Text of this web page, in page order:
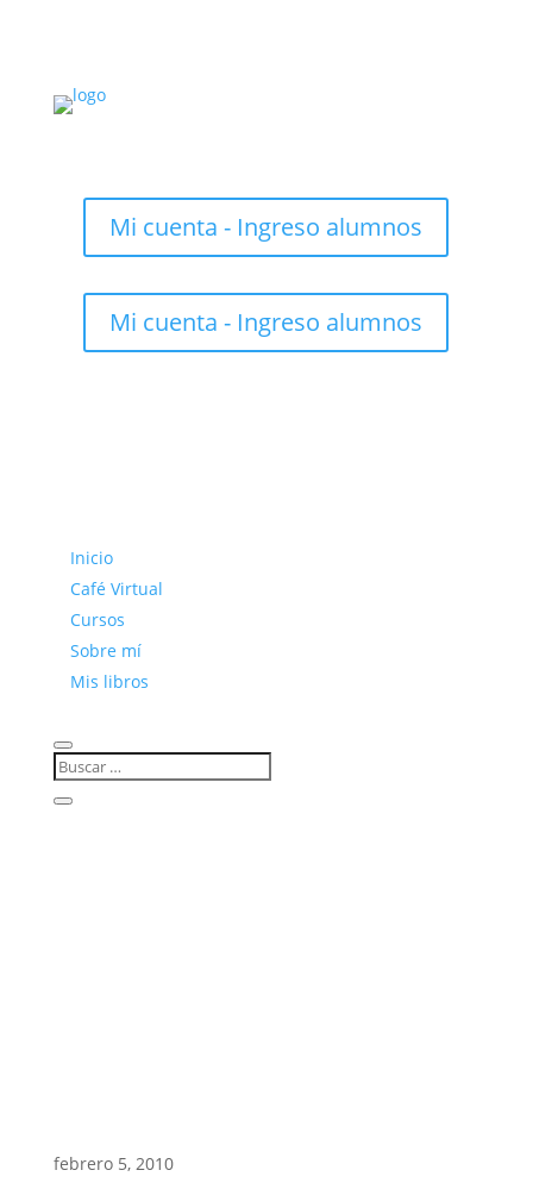
Mi cuenta - Ingreso alumnos
Mi cuenta - Ingreso alumnos
Inicio
Café Virtual
Cursos
Sobre mí
Mis libros
febrero 5, 2010